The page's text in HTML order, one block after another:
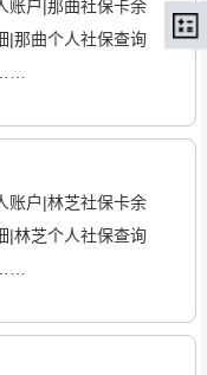
账户|那曲社保卡余
|那曲个人社保查询
账户|林芝社保卡余
|林芝个人社保查询